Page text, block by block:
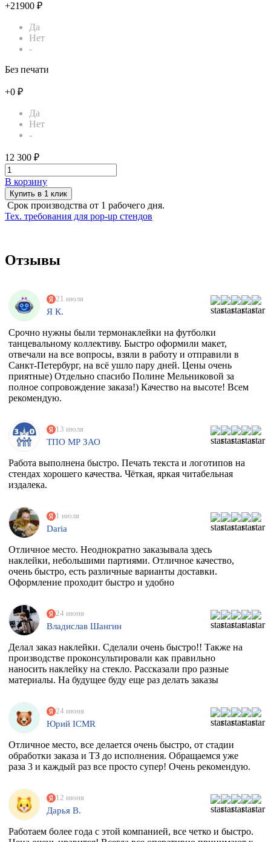
+21900 ₽
Да
Нет
-
Без печати
+0 ₽
Да
Нет
-
12 300 ₽
В корзину
Купить в 1 клик
Срок производства от 1 рабочего дня.
Тех. требования для pop-up стендов
Отзывы
21 июля
Я К.
Срочно нужны были термонаклейки на футболки
танцевальному коллективу. Быстро оформили макет,
отвечали на все вопросы, взяли в работу и отправили в
Санкт-Петербург, на всё ушло пару дней. Цены очень
приятные) Отдельно спасибо Полине Мельниковой за
полное сопровождение заказа!) Качество на высоте! Всем
рекомендую.
13 июля
ТПО МР ЗАО
Работа выполнена быстро. Печать текста и логотипов на
стендах хорошего качества. Чёткая, яркая читабельная
издалека.
1 июля
Daria
Отличное место. Неоднократно заказывала здесь
наклейки, небольшими партиями. Отличное качество,
очень быстро, есть различные варианты доставки.
Оформление проходит быстро и удобно
24 июня
Владислав Шангин
Делал заказ наклейки. Сделали очень быстро!! Также на
производстве проконсультировали как правильно
наносить наклейку на стекло. Рассказали про разные
материалы. На будущее буду еще раз делать заказы
24 июня
Юрий ICMR
Отличное место, все делается очень быстро, от стадии
обработки заказа и ТЗ до исполнения. Обращаемся уже
раза 3 и каждый раз все просто супер! Очень рекомендую.
12 июня
Дарья В.
Работаем более года с этой компанией, все четко и быстро.